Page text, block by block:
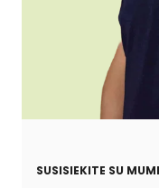
SUSISIEKITE SU